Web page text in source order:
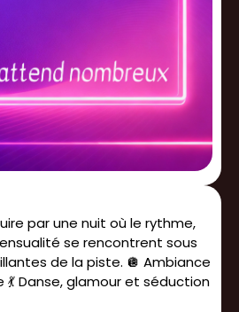
par une nuit où le rythme,
se rencontrent sous
de la piste. 🪩 Ambiance
Danse, glamour et séduction